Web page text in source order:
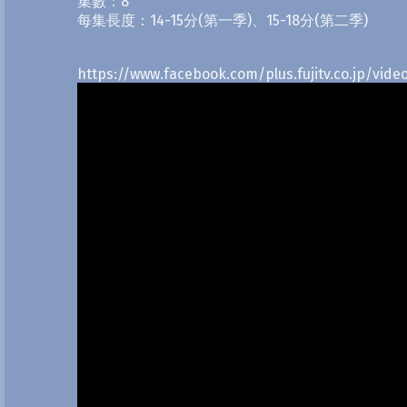
每集長度：14-15分(第一季)、15-18分(第二季)
https://www.facebook.com/plus.fujitv.co.jp/